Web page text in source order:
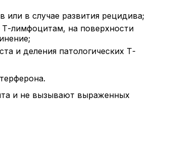
в случае развития рецидива;
Т-лимфоцитам, на поверхности
и деления патологических Т-
и не вызывают выраженных